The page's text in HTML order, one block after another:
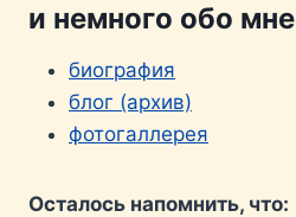
и немного обо мне
биография
блог (архив)
фотогаллерея
Осталось напомнить, что: